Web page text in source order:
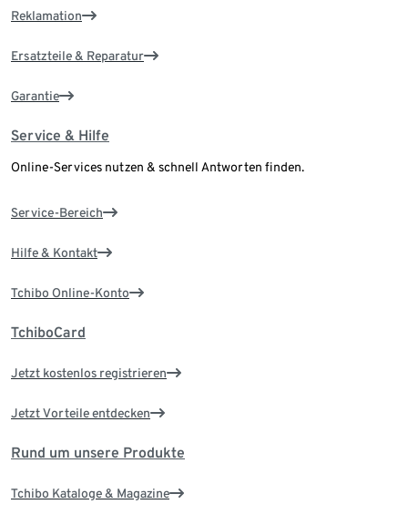
Reklamation
Ersatzteile & Reparatur
Garantie
Service & Hilfe
Online-Services nutzen & schnell Antworten finden.
Service-Bereich
Hilfe & Kontakt
Tchibo Online-Konto
TchiboCard
Jetzt kostenlos registrieren
Jetzt Vorteile entdecken
Rund um unsere Produkte
Tchibo Kataloge & Magazine